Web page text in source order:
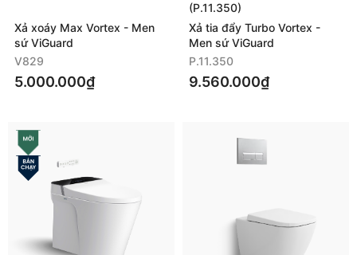
Xả xoáy Max Vortex - Men
sứ ViGuard
V829
5.000.000₫
(P.11.350)
Xả tia đẩy Turbo Vortex -
Men sứ ViGuard
P.11.350
9.560.000₫